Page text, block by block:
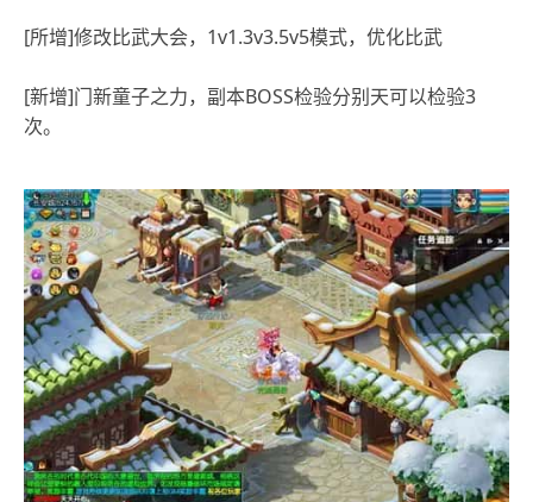
[所增]修改比武大会，1v1.3v3.5v5模式，优化比武
[新增]门新童子之力，副本BOSS检验分别天可以检验3
次。